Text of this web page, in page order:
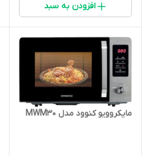
افزودن به سبد
مایکروویو کنوود مدل MWM30